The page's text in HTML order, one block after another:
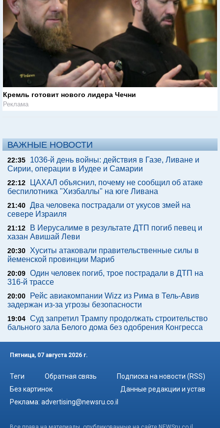
Кремль готовит нового лидера Чечни
Реклама
ВАЖНЫЕ НОВОСТИ
22:35
1036-й день войны: действия в Газе, Ливане и
Сирии, операции в Иудее и Самарии
22:12
ЦАХАЛ объяснил, почему не сообщил об атаке
беспилотника "Хизбаллы" на юге Ливана
21:40 Два человека пострадали от укусов змей на
севере Израиля
21:12
В Иерусалиме в результате ДТП погиб певец и
хазан Авишай Леви
20:30 Хуситы атаковали правительственные силы в
йеменской провинции Мариб
20:09 Один человек погиб, трое пострадали в ДТП на
316-й трассе
20:00
Рейс авиакомпании Wizz из Рима в Тель-Авив
задержан из-за угрозы безопасности
19:04 Суд запретил Трампу продолжать строительство
бального зала Белого дома без одобрения Конгресса
Пятница, 07 августа 2026 г.
Теги Обратная связь
Подписка на новости (RSS)
Без картинок
Данные редакции и устав
Реклама: advertising@newsru.co.il